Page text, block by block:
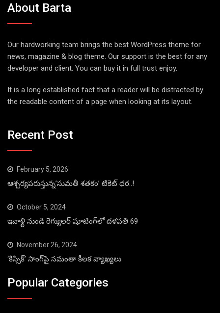
About Barta
Our hardworking team brings the best WordPress theme for
news, magazine & blog theme. Our support is the best for any
developer and client. You can buy it in full trust enjoy.
It is a long established fact that a reader will be distracted by
the readable content of a page when looking at its layout.
Recent Post
February 5, 2026
ఆశ్చర్యపరుస్తున్న’సుమతీ శతకం’ టికెట్ ధర..!
October 5, 2024
ఇవాళ్టి నుండి రెగ్యులర్ షూటింగ్‌లో దళపతి 69
November 26, 2024
‘కిస్సిక్’ సాంగ్‌పై సమంతా కీలక వ్యాఖ్యలు
Popular Categories